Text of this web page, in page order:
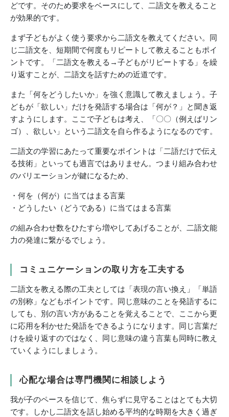
どです。そのため要求をベースにして、二語文を教えること
が効果的です。
まず子どもがよく使う要求から二語文を教えてください。同
じ二語文を、短期間で何度もリピートして教えることもポイ
ントです。「二語文を教える→子どもがリピートする」を繰
り返すことが、二語文を話すための近道です。
また「何をどうしたいか」を強く意識して教えましょう。子
どもが「欲しい」だけを発語する場合は「何が？」と聞き返
すようにします。ここで子どもは考え、「〇〇（例えばリン
ゴ）、欲しい」という二語文を自ら作るようになるのです。
二語文の学習にあたって重要なポイントは「二語だけで伝え
る技術」といっても過言ではありません。つまり組み合わせ
のバリエーションが鍵になるため、
・何を（何が）に当てはまる言葉
・どうしたい（どうである）に当てはまる言葉
の組み合わせ数をひたすら増やしてあげることが、二語文能
力の発達に繋がるでしょう。
コミュニケーションの取り方を工夫する
二語文を教える際の工夫としては「表現の言い換え」「単語
の別称」などもポイントです。同じ意味のことを発語するに
しても、別の言い方があることを覚えることで、ここから更
に応用を利かせた発語をできるようになります。同じ言葉だ
けを繰り返すのではなく、同じ意味の違う言葉も同時に教え
ていくようにしましょう。
心配な場合は専門機関に相談しよう
我が子のペースを信じて、焦らずに見守ることはとても大切
です。しかし二語文を話し始める平均的な時期を大きく過ぎ